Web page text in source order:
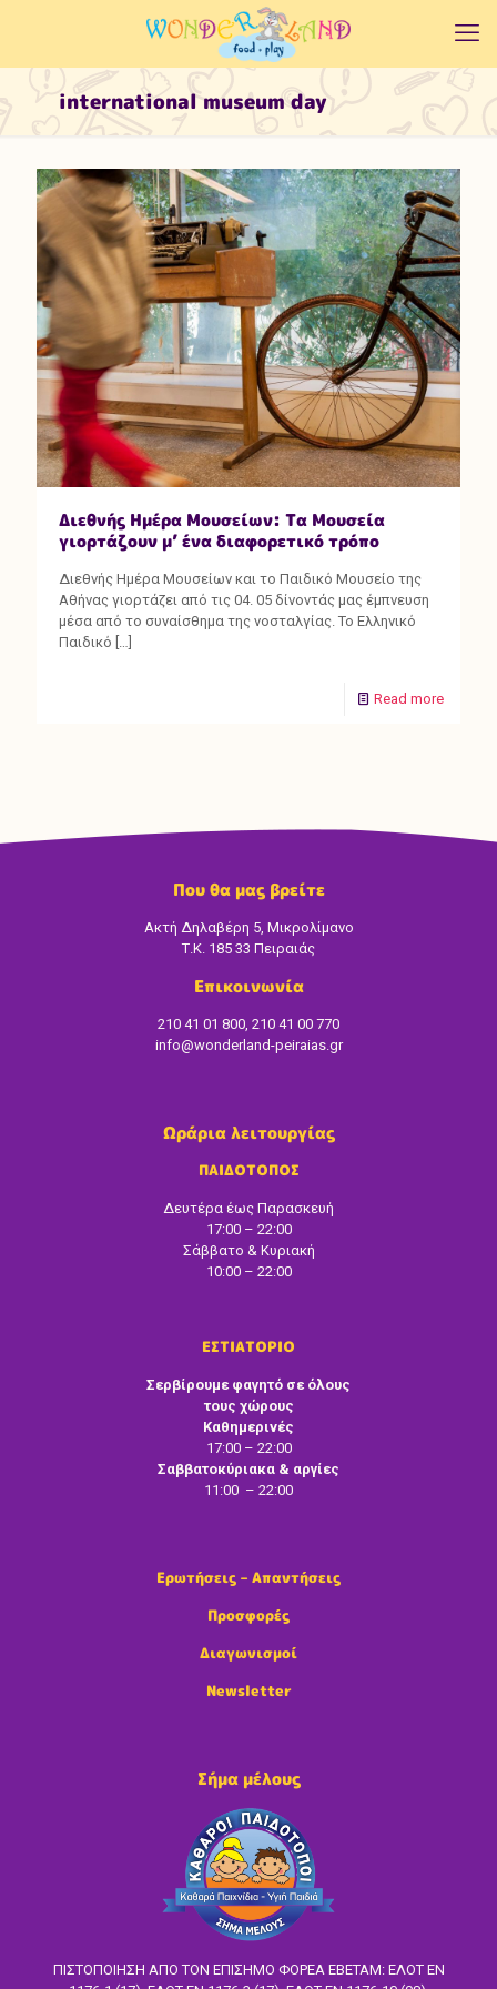
international museum day
Διεθνής Ημέρα Μουσείων: Τα Μουσεία
γιορτάζουν μ’ ένα διαφορετικό τρόπο
Διεθνής Ημέρα Μουσείων και το Παιδικό Μουσείο της
Αθήνας γιορτάζει από τις 04. 05 δίνοντάς μας έμπνευση
μέσα από το συναίσθημα της νοσταλγίας. Το Ελληνικό
Παιδικό […]
Read more
Που θα μας βρείτε
Ακτή Δηλαβέρη 5, Μικρολίμανο
Τ.Κ. 185 33 Πειραιάς
Επικοινωνία
210 41 01 800, 210 41 00 770
info@wonderland-peiraias.gr
Ωράρια λειτουργίας
ΠΑΙΔΟΤΟΠΟΣ
Δευτέρα έως Παρασκευή
17:00 – 22:00
Σάββατο & Κυριακή
10:00 – 22:00
ΕΣΤΙΑΤΟΡΙΟ
Σερβίρουμε φαγητό σε όλους
τους χώρους
Καθημερινές
17:00 – 22:00
Σαββατοκύριακα & αργίες
11:00 – 22:00
Ερωτήσεις – Απαντήσεις
Προσφορές
Διαγωνισμοί
Newsletter
Σήμα μέλους
ΠΙΣΤΟΠΟΙΗΣΗ ΑΠΟ ΤΟΝ ΕΠΙΣΗΜΟ ΦΟΡΕΑ ΕΒΕΤΑΜ: ΕΛΟΤ EN